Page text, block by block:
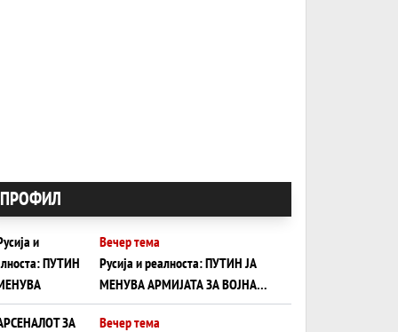
ПРОФИЛ
Вечер тема
Русија и реалноста: ПУТИН ЈА
МЕНУВА АРМИЈАТА ЗА ВОЈНА
ШТО ОСТАНУВА БЕЗ ФРОНТ
Вечер тема